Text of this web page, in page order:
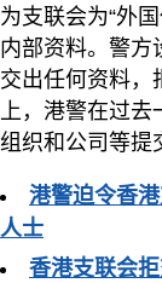
为支联会为“外
内部资料。警方
交出任何资料，
上，港警在过去
组织和公司等提
港警迫令香
人士
香港支联会